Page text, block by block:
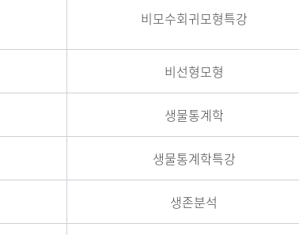
비모수회귀모형특강
비선형모형
생물통계학
생물통계학특강
생존분석